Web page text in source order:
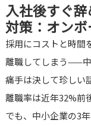
入社後すぐ
対策：オン
採用にコストと時間
離職してしまう——
痛手は決して珍しい
離職率は近年32%前
でも、中小企業の3